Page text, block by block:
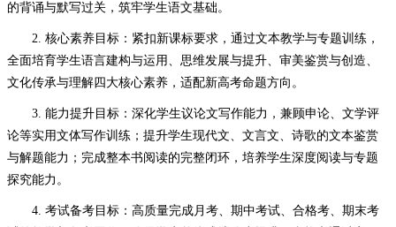
的背诵与默写过关，筑牢学生语文基础。
2. 核心素养目标：紧扣新课标要求，通过文本教学与专题训练，
全面培育学生语言建构与运用、思维发展与提升、审美鉴赏与创造、
文化传承与理解四大核心素养，适配新高考命题方向。
3. 能力提升目标：深化学生议论文写作能力，兼顾申论、文学评
论等实用文体写作训练；提升学生现代文、文言文、诗歌的文本鉴赏
与解题能力；完成整本书阅读的完整闭环，培养学生深度阅读与专题
探究能力。
4. 考试备考目标：高质量完成月考、期中考试、合格考、期末考